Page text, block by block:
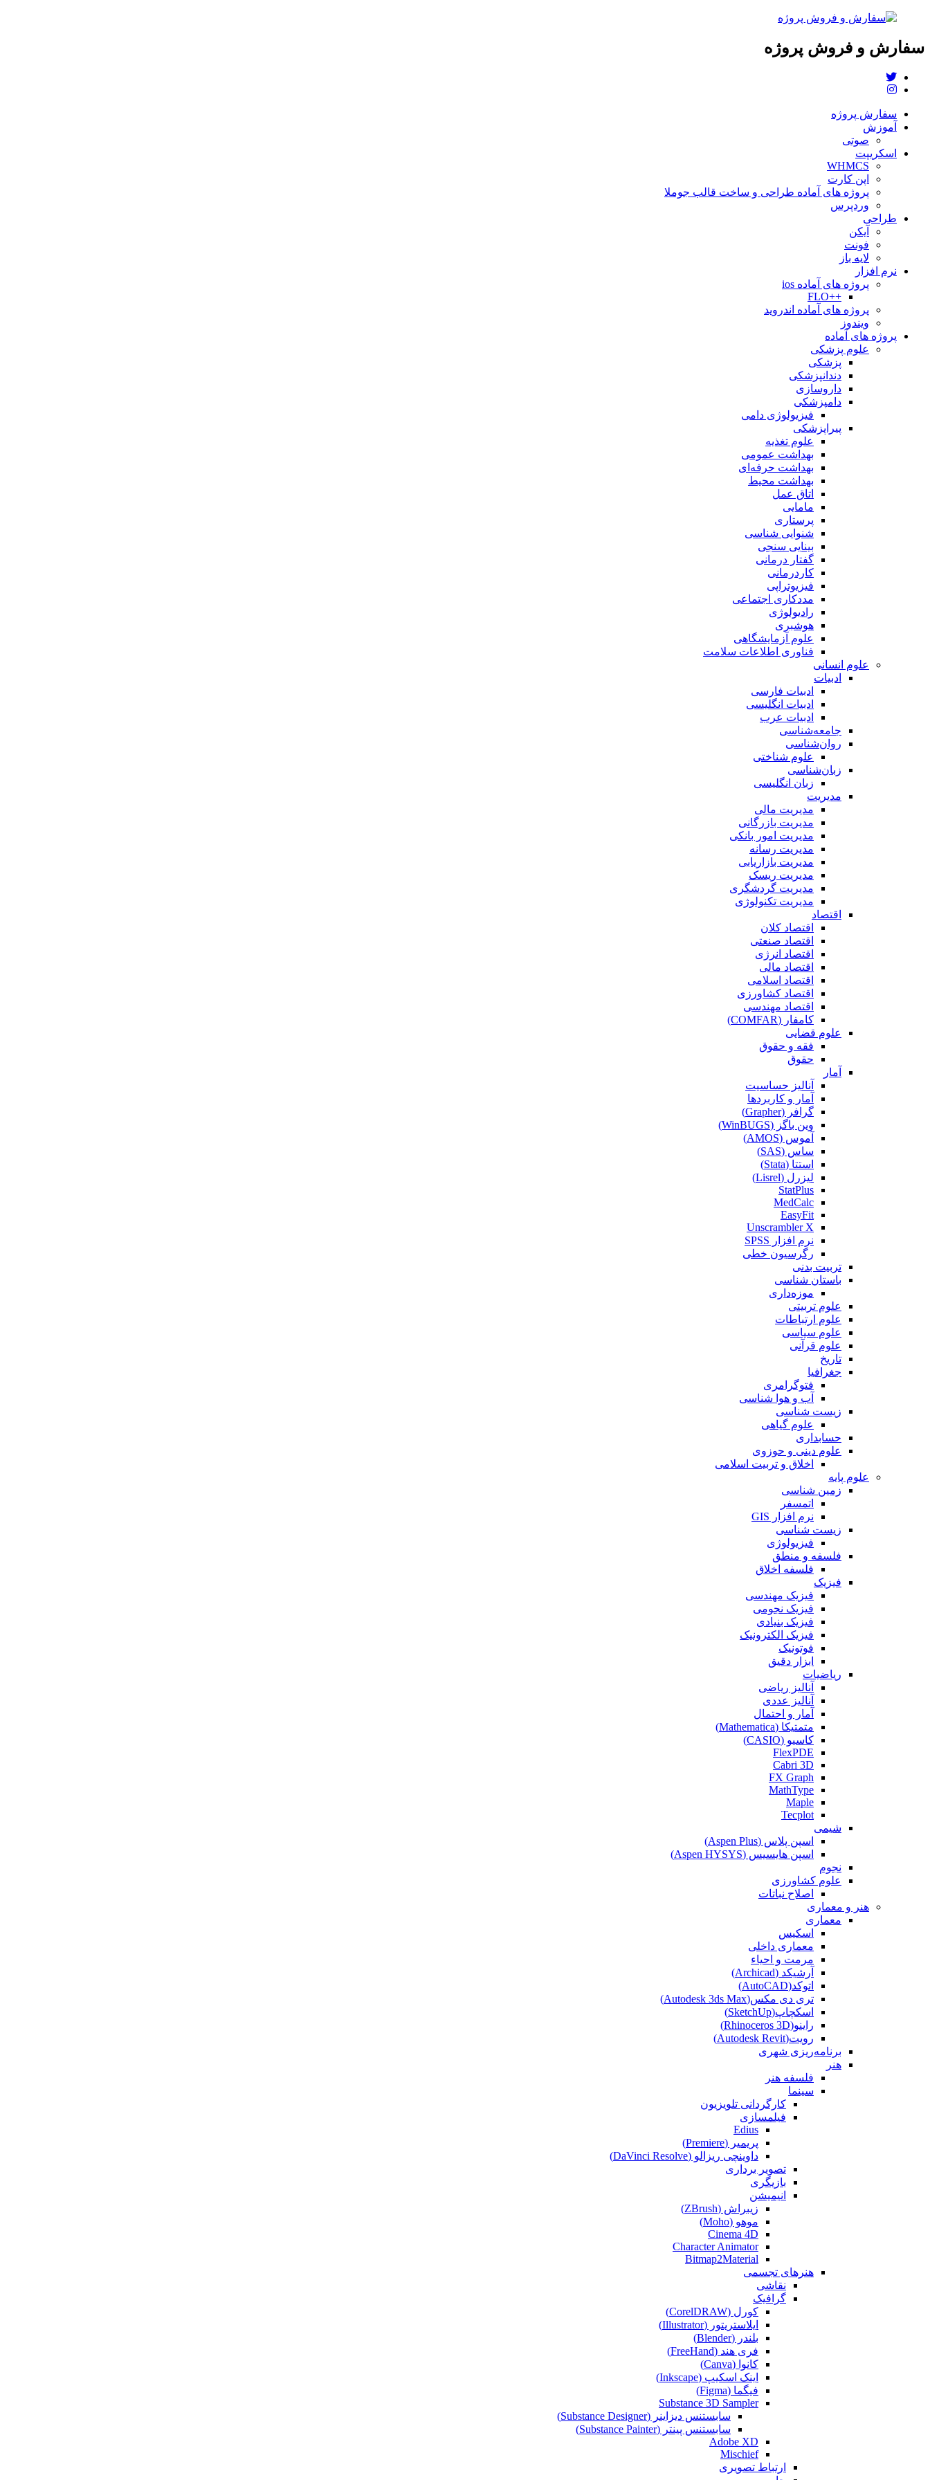
سفارش و فروش پروژه
سفارش پروژه
آموزش
صوتی
اسکریپت
WHMCS
اپن کارت
پروژه های آماده طراحی و ساخت قالب جوملا
وردپرس
طراحی
آیکن
فونت
لایه باز
نرم افزار
پروژه های آماده ios
++FLO
پروژه های آماده اندروید
ویندوز
پروژه های آماده
علوم پزشکی
پزشکی
دندانپزشکی
داروسازی
دامپزشکی
فیزیولوژی دامی
پیراپزشکی
علوم تغذیه
بهداشت عمومی
بهداشت حرفه‌ای
بهداشت محیط
اتاق عمل
مامایی
پرستاری
شنوایی شناسی
بینایی سنجی
گفتار درمانی
کاردرمانی
فیزیوتراپی
مددکاری اجتماعی
رادیولوژی
هوشبری
علوم آزمایشگاهی
فناوری اطلاعات سلامت
علوم انسانی
ادبیات
ادبیات فارسی
ادبیات انگلیسی
ادبیات عرب
جامعه‌شناسی
روان‌شناسی
علوم شناختی
زبان‌شناسی
زبان انگلیسی
مدیریت
مدیریت مالی
مدیریت بازرگانی
مدیریت امور بانکی
مدیریت رسانه
مدیریت بازاریابی
مدیریت ریسک
مدیریت گردشگری
مدیریت تکنولوژی
اقتصاد
اقتصاد کلان
اقتصاد صنعتی
اقتصاد انرژی
اقتصاد مالی
اقتصاد اسلامی
اقتصاد کشاورزی
اقتصاد مهندسی
کامفار (COMFAR)
علوم قضایی
فقه و حقوق
حقوق
آمار
آنالیز حساسیت
آمار و کاربردها
گرافر (Grapher)
وین باگز (WinBUGS)
آموس (AMOS)
ساس (SAS)
استتا (Stata)
لیزرل (Lisrel)
StatPlus
MedCalc
EasyFit
Unscrambler X
نرم افزار SPSS
رگرسیون خطی
تربیت بدنی
باستان شناسی
موزه‌داری
علوم تربیتی
علوم ارتباطات
علوم سیاسی
علوم قرآنی
تاریخ
جغرافیا
فتوگرامری
آب و هوا شناسی
زیست شناسی
علوم گیاهی
حسابداری
علوم دینی و حوزوی
اخلاق و تربیت اسلامی
علوم پایه
زمین شناسی
اتمسفر
نرم افزار GIS
زیست شناسی
فیزیولوژی
فلسفه و منطق
فلسفه اخلاق
فیزیک
فیزیک مهندسی
فیزیک نجومی
فیزیک بنیادی
فیزیک الکترونیک
فوتونیک
ابزار دقیق
ریاضیات
آنالیز ریاضی
آنالیز عددی
آمار و احتمال
متمتیکا (Mathematica)
کاسیو (CASIO)
FlexPDE
Cabri 3D
FX Graph
MathType
Maple
Tecplot
شیمی
اسپن پلاس (Aspen Plus)
اسپن هایسیس (Aspen HYSYS)
نجوم
علوم کشاورزی
اصلاح نباتات
هنر و معماری
معماری
اسکیس
معماری داخلی
مرمت و احیاء
آرشیکد (Archicad)
اتوکد(AutoCAD)
تری دی مکس(Autodesk 3ds Max)
اسکچاپ(SketchUp)
راینو(Rhinoceros 3D)
رویت(Autodesk Revit)
برنامه‌ریزی شهری
هنر
فلسفه هنر
سینما
کارگردانی تلویزیون
فیلمسازی
Edius
پریمیر (Premiere)
داوینچی ریزالو (DaVinci Resolve)
تصویر برداری
بازیگری
انیمیشن
زیبراش (ZBrush)
موهو (Moho)
Cinema 4D
Character Animator
Bitmap2Material
هنرهای تجسمی
نقاشی‌
گرافیک
کورل (CorelDRAW)
ایلاستریتور (Illustrator)
بلندر (Blender)
فری هند (FreeHand)
کانوا (Canva)
اینک اسکیپ (Inkscape)
فیگما (Figma‎)
Substance 3D Sampler
سابستنس دیزاینر (Substance Designer)
سابستنس پینتر (Substance Painter)
Adobe XD
Mischief
ارتباط تصویری